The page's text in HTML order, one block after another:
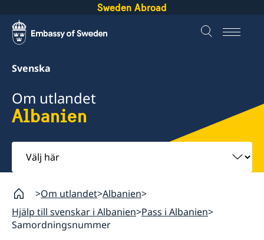
Sweden Abroad
Svenska
Om utlandet
Albanien
Välj
här
Om utlandet Albanien
Hjälp till svenskar i Albanien Pass i Albanien
Samordningsnummer